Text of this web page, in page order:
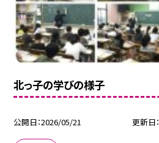
北っ子の学びの様子
公開日 2026/05/21 更新日